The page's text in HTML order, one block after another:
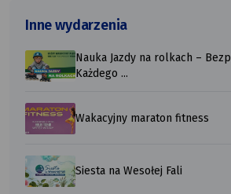
Inne wydarzenia
Nauka Jazdy na rolkach –
Każdego ...
Wakacyjny maraton fitness
Siesta na Wesołej Fali